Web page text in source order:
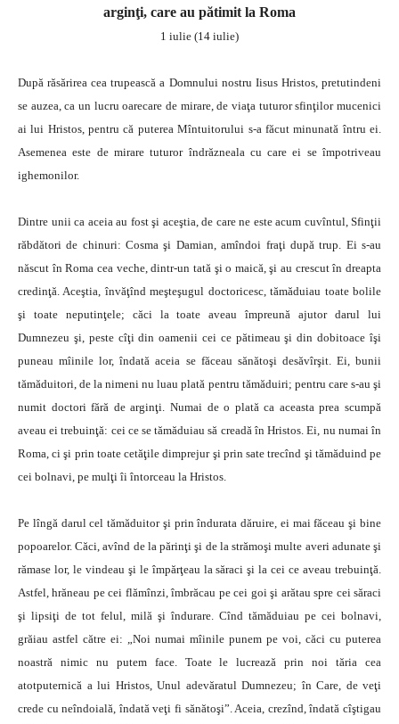
arginţi, care au pătimit la Roma
1 iulie (14 iulie)
După răsărirea cea trupească a Domnului nostru Iisus Hristos, pretutindeni
se auzea, ca un lucru oarecare de mirare, de viaţa tuturor sfinţilor mucenici
ai lui Hristos, pentru că puterea Mîntuitorului s-a făcut minunată întru ei.
Asemenea este de mirare tuturor îndrăzneala cu care ei se împotriveau
ighemonilor.
Dintre unii ca aceia au fost şi aceştia, de care ne este acum cuvîntul, Sfinţii
răbdători de chinuri: Cosma şi Damian, amîndoi fraţi după trup. Ei s-au
născut în Roma cea veche, dintr-un tată şi o maică, şi au crescut în dreapta
credinţă. Aceştia, învăţînd meşteşugul doctoricesc, tămăduiau toate bolile
şi toate neputinţele; căci la toate aveau împreună ajutor darul lui
Dumnezeu şi, peste cîţi din oamenii cei ce pătimeau şi din dobitoace îşi
puneau mîinile lor, îndată aceia se făceau sănătoşi desăvîrşit. Ei, bunii
tămăduitori, de la nimeni nu luau plată pentru tămăduiri; pentru care s-au şi
numit doctori fără de arginţi. Numai de o plată ca aceasta prea scumpă
aveau ei trebuinţă: cei ce se tămăduiau să creadă în Hristos. Ei, nu numai în
Roma, ci şi prin toate cetăţile dimprejur şi prin sate trecînd şi tămăduind pe
cei bolnavi, pe mulţi îi întorceau la Hristos.
Pe lîngă darul cel tămăduitor şi prin îndurata dăruire, ei mai făceau şi bine
popoarelor. Căci, avînd de la părinţi şi de la strămoşi multe averi adunate şi
rămase lor, le vindeau şi le împărţeau la săraci şi la cei ce aveau trebuinţă.
Astfel, hrăneau pe cei flămînzi, îmbrăcau pe cei goi şi arătau spre cei săraci
şi lipsiţi de tot felul, milă şi îndurare. Cînd tămăduiau pe cei bolnavi,
grăiau astfel către ei: „Noi numai mîinile punem pe voi, căci cu puterea
noastră nimic nu putem face. Toate le lucrează prin noi tăria cea
atotputernică a lui Hristos, Unul adevăratul Dumnezeu; în Care, de veţi
crede cu neîndoială, îndată veţi fi sănătoşi”. Aceia, crezînd, îndată cîştigau